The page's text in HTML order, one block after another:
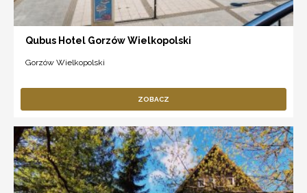
Qubus Hotel Gorzów Wielkopolski
Gorzów Wielkopolski
ZOBACZ